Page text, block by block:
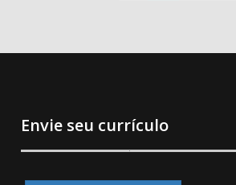
Envie seu currículo